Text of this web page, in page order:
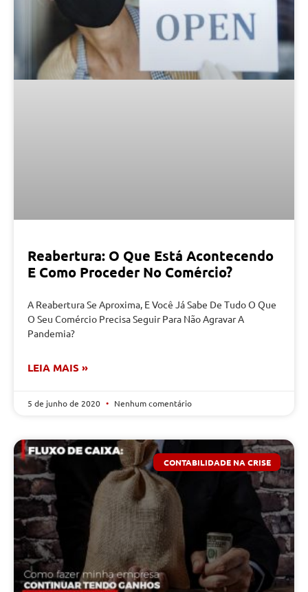
Reabertura: O Que Está Acontecendo
E Como Proceder No Comércio?
A Reabertura Se Aproxima, E Você Já Sabe De Tudo O Que
O Seu Comércio Precisa Seguir Para Não Agravar A
Pandemia?
LEIA MAIS »
5 de junho de 2020 Nenhum comentário
CONTABILIDADE NA CRISE